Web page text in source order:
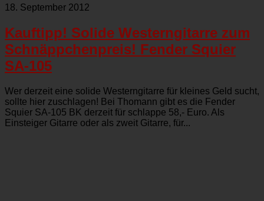
18. September 2012
Kauftipp! Solide Westerngitarre zum
Schnäppchenpreis! Fender Squier
SA-105
Wer derzeit eine solide Westerngitarre für kleines Geld sucht,
sollte hier zuschlagen! Bei Thomann gibt es die Fender
Squier SA-105 BK derzeit für schlappe 58,- Euro. Als
Einsteiger Gitarre oder als zweit Gitarre, für...